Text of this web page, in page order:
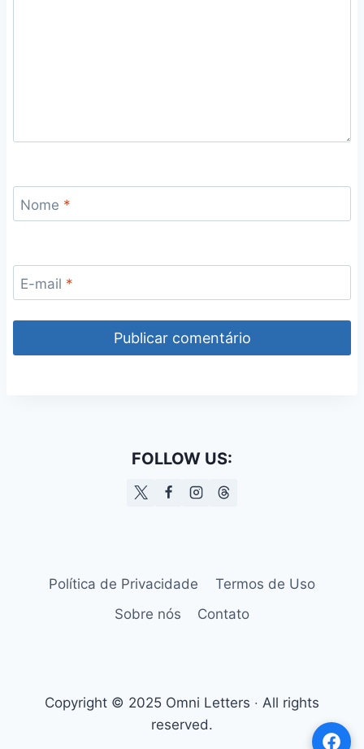
Nome *
E-mail *
FOLLOW US:
Política de Privacidade
Termos de Uso
Sobre nós
Contato
Copyright © 2025 Omni Letters ‧ All rights
reserved.